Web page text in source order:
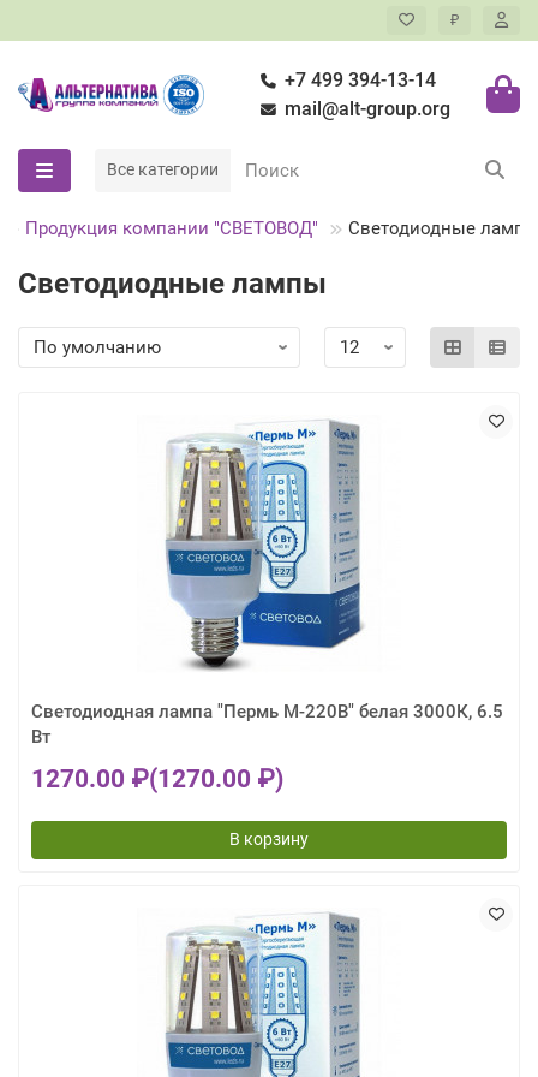
₽
+7 499 394-13-14
mail@alt-group.org
Все категории
Продукция компании "СВЕТОВОД" Светодиодные лампы
Светодиодные лампы
Светодиодная лампа "Пермь М-220В" белая 3000К, 6.5
Вт
1270.00 ₽(1270.00 ₽)
В корзину